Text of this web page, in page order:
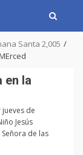
Santa 2,005
en la
de
Jesús
de las